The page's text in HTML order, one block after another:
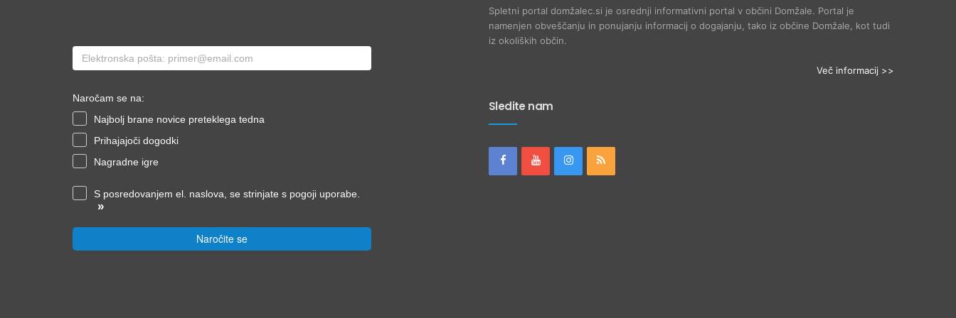
Naročam se na:
Najbolj brane novice preteklega tedna
Prihajajoči dogodki
Nagradne igre
S posredovanjem el. naslova, se strinjate s pogoji uporabe.
»
Naročite se
Spletni portal domžalec.si je osrednji informativni portal v občini Domžale. Portal je
namenjen obveščanju in ponujanju informacij o dogajanju, tako iz občine Domžale, kot tudi
iz okoliških občin.
Več informacij >>
Sledite nam